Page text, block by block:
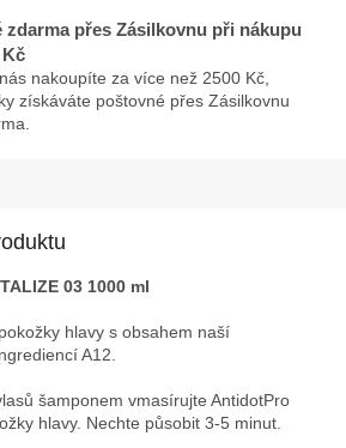
zdarma přes Zásilkovnu při nákupu
Kč
nakoupíte za více než 2500 Kč,
získáváte poštovné přes Zásilkovnu
03 1000 ml
hlavy s obsahem naší
A12.
šamponem vmasírujte AntidotPro
hlavy. Nechte působit 3-5 minut.